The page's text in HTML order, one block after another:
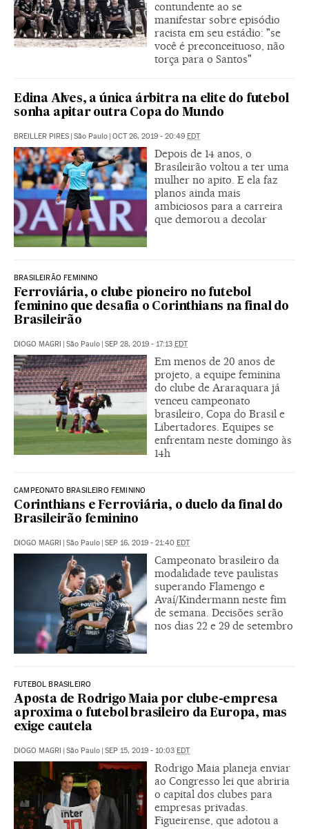
contundente ao se
manifestar sobre episódio
racista em seu estádio: "se
você é preconceituoso, não
torça para o Santos"
Edina Alves, a única árbitra na elite do futebol
sonha apitar outra Copa do Mundo
BREILLER PIRES | São Paulo | OCT 26, 2019 - 20:49 EDT
Depois de 14 anos, o
Brasileirão voltou a ter uma
mulher no apito. E ela faz
planos ainda mais
ambiciosos para a carreira
que demorou a decolar
BRASILEIRÃO FEMININO
Ferroviária, o clube pioneiro no futebol
feminino que desafia o Corinthians na final do
Brasileirão
DIOGO MAGRI | São Paulo | SEP 28, 2019 - 17:13 EDT
Em menos de 20 anos de
projeto, a equipe feminina
do clube de Araraquara já
venceu campeonato
brasileiro, Copa do Brasil e
Libertadores. Equipes se
enfrentam neste domingo às
14h
CAMPEONATO BRASILEIRO FEMININO
Corinthians e Ferroviária, o duelo da final do
Brasileirão feminino
DIOGO MAGRI | São Paulo | SEP 16, 2019 - 21:40 EDT
Campeonato brasileiro da
modalidade teve paulistas
superando Flamengo e
Avaí/Kindermann neste fim
de semana. Decisões serão
nos dias 22 e 29 de setembro
FUTEBOL BRASILEIRO
Aposta de Rodrigo Maia por clube-empresa
aproxima o futebol brasileiro da Europa, mas
exige cautela
DIOGO MAGRI | São Paulo | SEP 15, 2019 - 10:03 EDT
Rodrigo Maia planeja enviar
ao Congresso lei que abriria
o capital dos clubes para
empresas privadas.
Figueirense, que adotou a